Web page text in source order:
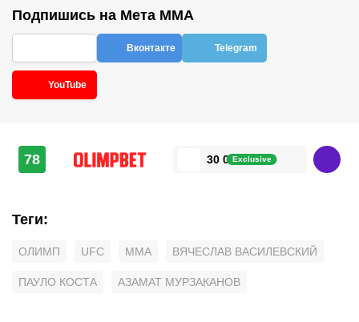
Подпишись на Мета ММА
Вконтакте Telegram
YouTube
78 30 000 ₽Exclusive
Теги:
ОЛИМП UFC MMA ВЯЧЕСЛАВ ВАСИЛЕВСКИЙ
ПАУЛО КОСТА АЗАМАТ МУРЗАКАНОВ